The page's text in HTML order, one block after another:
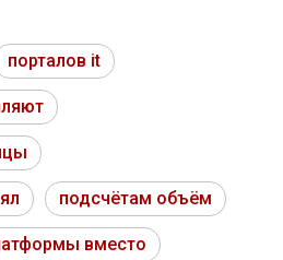
порталов it
подсчётам объём
вместо